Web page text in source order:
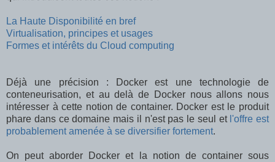
La Haute Disponibilité en bref
Virtualisation, principes et usages
Formes et intérêts du Cloud computing
Déjà une précision : Docker est une technologie de
conteneurisation, et au delà de Docker nous allons nous
intéresser à cette notion de container. Docker est le produit
phare dans ce domaine mais il n'est pas le seul et l'offre est
probablement amenée à se diversifier fortement.
On peut aborder Docker et la notion de container sous